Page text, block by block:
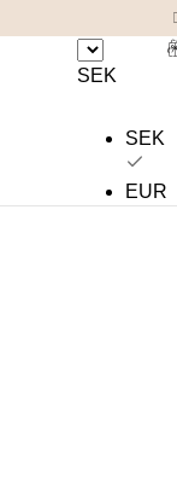
SEK
SEK
EUR